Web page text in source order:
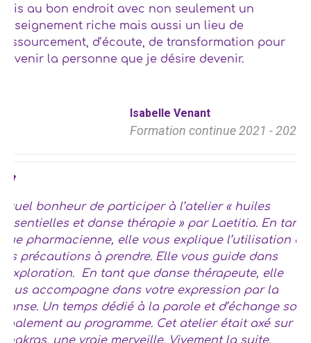
suis au bon endroit avec non seulement un
enseignement riche mais aussi un lieu de
ressourcement, d’écoute, de transformation pour
devenir la personne que je désire devenir.
Isabelle Venant
Formation continue 2021 - 2022
Quel bonheur de participer à l’atelier « huiles
essentielles et danse thérapie » par Laetitia. En tant
que pharmacienne, elle vous explique l’utilisation et
les précautions à prendre. Elle vous guide dans
l’exploration. En tant que danse thérapeute, elle
vous accompagne dans votre expression par la
danse. Un temps dédié à la parole et d’échange sont
également au programme. Cet atelier était axé sur 4
chakras, une vraie merveille. Vivement la suite.